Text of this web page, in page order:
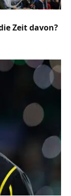
Zeit davon?